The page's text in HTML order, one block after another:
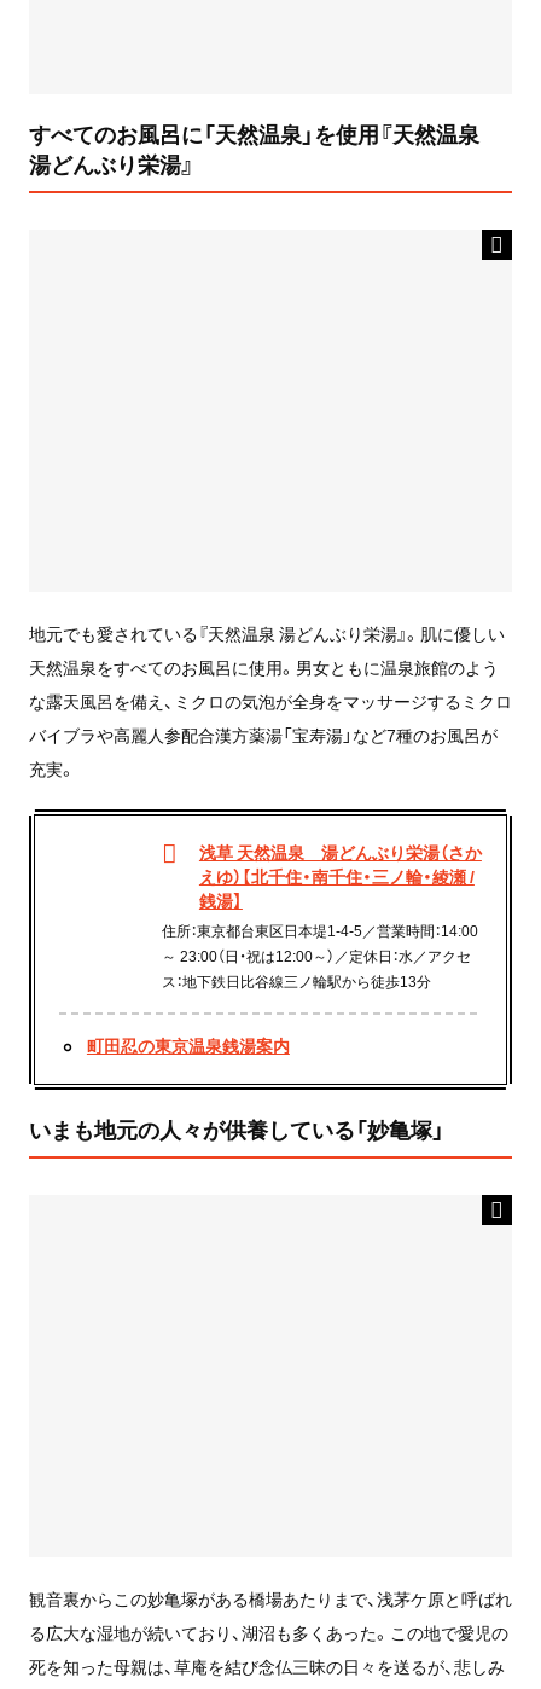
すべてのお風呂に「天然温泉」を使用『天然温泉
湯どんぶり栄湯』
地元でも愛されている『天然温泉 湯どんぶり栄湯』。肌に優しい
天然温泉をすべてのお風呂に使用。男女ともに温泉旅館のよう
な露天風呂を備え、ミクロの気泡が全身をマッサージするミクロ
バイブラや高麗人参配合漢方薬湯「宝寿湯」など7種のお風呂が
充実。
浅草 天然温泉 湯どんぶり栄湯（さか
えゆ）【北千住・南千住・三ノ輪・綾瀬 /
銭湯】
住所：東京都台東区日本堤1-4-5／営業時間：14:00
～ 23:00（日・祝は12:00～）／定休日：水／アクセ
ス：地下鉄日比谷線三ノ輪駅から徒歩13分
町田忍の東京温泉銭湯案内
いまも地元の人々が供養している「妙亀塚」
観音裏からこの妙亀塚がある橋場あたりまで、浅茅ケ原と呼ばれ
る広大な湿地が続いており、湖沼も多くあった。この地で愛児の
死を知った母親は、草庵を結び念仏三昧の日々を送るが、悲しみ